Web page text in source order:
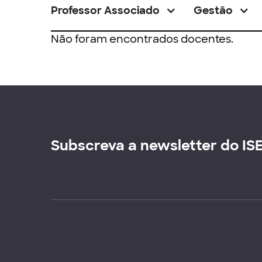
Professor Associado Gestão
Não foram encontrados docentes.
Subscreva a newsletter do